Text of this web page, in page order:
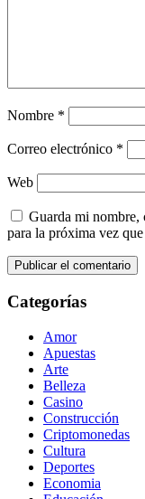
Nombre *
Correo electrónico *
Web
Guarda mi nombre,
para la próxima vez
Categorías
Amor
Apuestas
Arte
Belleza
Casino
Construcción
Criptomonedas
Cultura
Deportes
Economia